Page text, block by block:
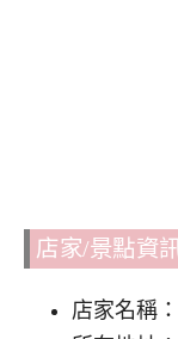
店家/景點資
店家名稱：